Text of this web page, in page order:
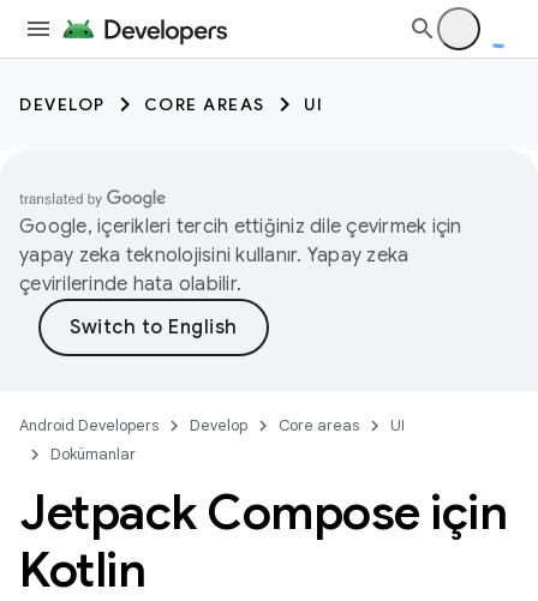
DEVELOP CORE AREAS UI
Google, içerikleri tercih ettiğiniz dile çevirmek için
yapay zeka teknolojisini kullanır. Yapay zeka
çevirilerinde hata olabilir.
Android Developers Develop Core areas
UI
Dokümanlar
Jetpack Compose için
Kotlin